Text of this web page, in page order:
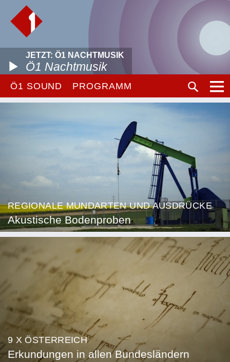
JETZT: Ö1 NACHTMUSIK
Ö1 Nachtmusik
Ö1 SOUND PROGRAMM
REGIONALE MUNDARTEN UND AUSDRÜCKE
Akustische Bodenproben
9 X ÖSTERREICH
Erkundungen in allen Bundesländern